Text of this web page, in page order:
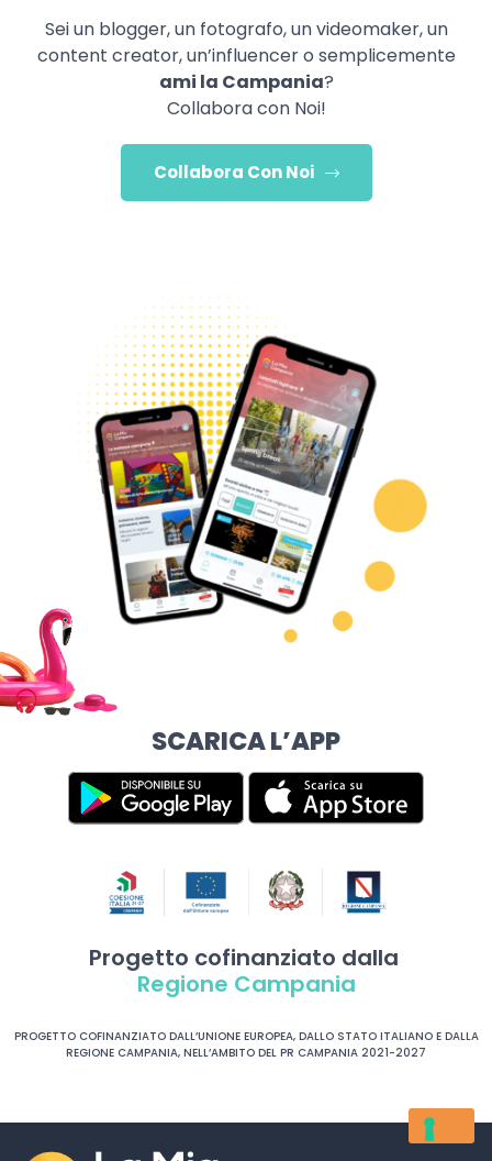
Sei un blogger, un fotografo, un videomaker, un
content creator, un’influencer o semplicemente
ami la Campania?
Collabora con Noi!
Collabora Con Noi
SCARICA L’APP
Progetto cofinanziato dalla
Regione Campania
PROGETTO COFINANZIATO DALL’UNIONE EUROPEA, DALLO STATO ITALIANO E DALLA
REGIONE CAMPANIA, NELL’AMBITO DEL PR CAMPANIA 2021-2027